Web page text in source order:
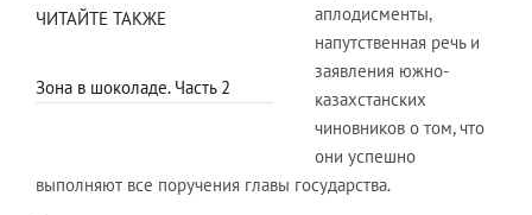
ЧИТАЙТЕ ТАКЖЕ
Зона в шоколаде. Часть 2
аплодисменты,
напутственная речь и
заявления южно-
казахстанских
чиновников о том, что
они успешно
выполняют все поручения главы государства.